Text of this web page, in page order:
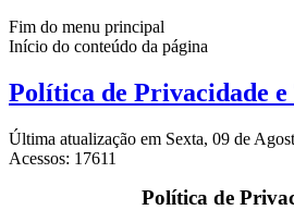
Fim do menu principal
Início do conteúdo da página
Política de Privacidade e
Última atualização em Sexta, 09 de
Acessos: 17611
Política de